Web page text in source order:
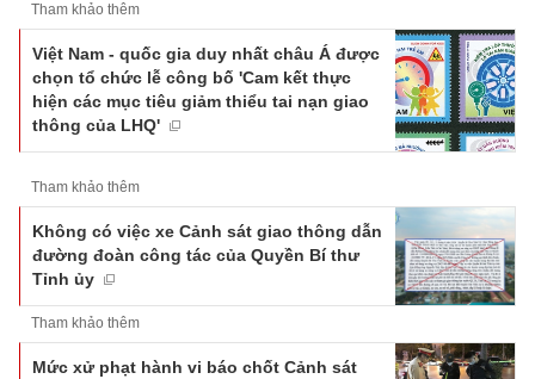
Tham khảo thêm
Việt Nam - quốc gia duy nhất châu Á được
chọn tổ chức lễ công bố 'Cam kết thực
hiện các mục tiêu giảm thiểu tai nạn giao
thông của LHQ'
Tham khảo thêm
Không có việc xe Cảnh sát giao thông dẫn
đường đoàn công tác của Quyền Bí thư
Tỉnh ủy
Tham khảo thêm
Mức xử phạt hành vi báo chốt Cảnh sát